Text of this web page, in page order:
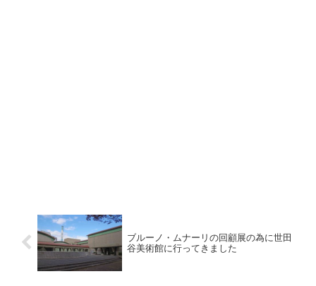
ブルーノ・ムナーリの回顧展の為に世田
谷美術館に行ってきました